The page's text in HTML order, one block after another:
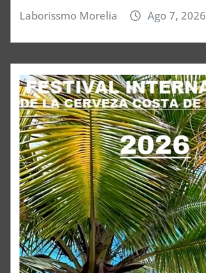
Laborissmo Morelia Ago 7, 2026